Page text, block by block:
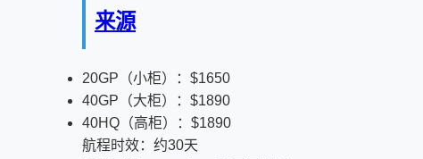
来源
20GP（小柜）：$1650
40GP（大柜）：$1890
40HQ（高柜）：$1890
航程时效：约30天